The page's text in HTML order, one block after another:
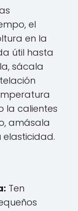
el
en la
útil hasta
sácala
la calientes
amásala
elasticidad.
Ten